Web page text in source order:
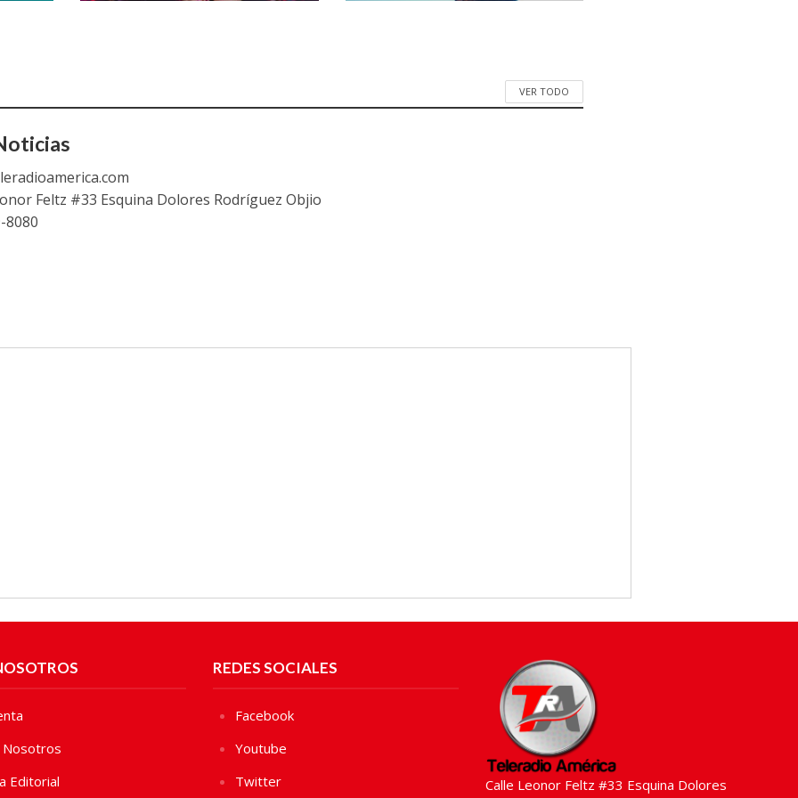
VER TODO
Feltz #33 Esquina Dolores Rodríguez Objio
8080
Nosotros
Editorial
REDES SOCIALES
Facebook
Youtube
Twitter
Calle Leonor Feltz #33 Esquina Dolores